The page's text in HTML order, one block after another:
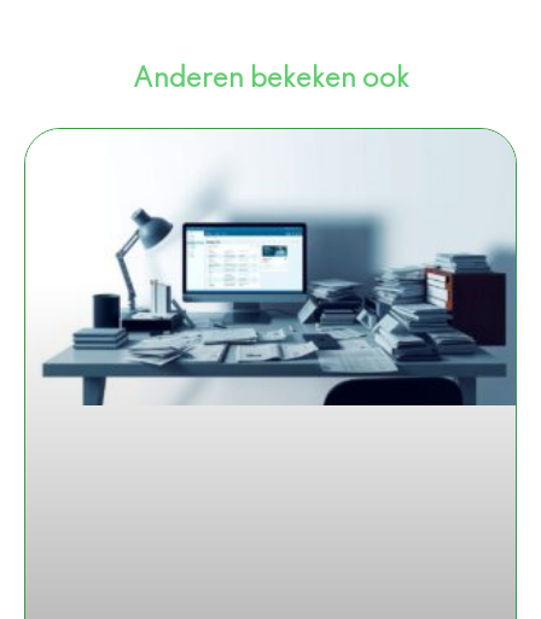
Anderen bekeken ook